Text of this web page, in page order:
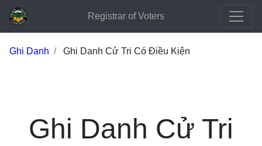
Registrar of Voters
Ghi Danh Ghi Danh Cử Tri Có Điều Kiện
Ghi Danh Cử Tri